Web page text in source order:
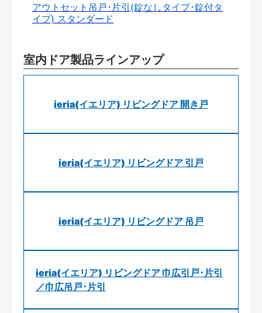
アウトセット吊戸･片引(錠なしタイプ･錠付タ
イプ) スタンダード
室内ドア製品ラインアップ
ieria(イエリア) リビングドア 開き戸
ieria(イエリア) リビングドア 引戸
ieria(イエリア) リビングドア 吊戸
ieria(イエリア) リビングドア 巾広引戸･片引
／巾広吊戸･片引